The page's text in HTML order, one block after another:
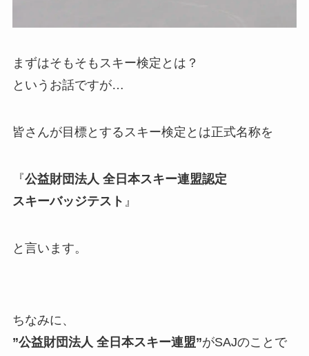
まずはそもそもスキー検定とは？
というお話ですが…
皆さんが目標とするスキー検定とは正式名称を
『公益財団法人 全日本スキー連盟認定
スキーバッジテスト 』
と言います。
ちなみに、
”公益財団法人 全日本スキー連盟”がSAJのことで